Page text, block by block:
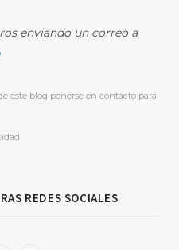
enviando un correo a
este blog ponerse en contacto para
REDES SOCIALES